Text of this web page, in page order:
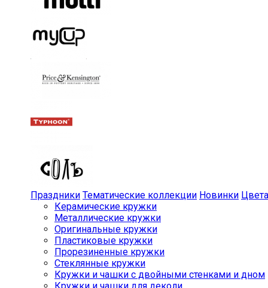
Праздники Тематические коллекции Новинки Цвета
Керамические кружки
Металлические кружки
Оригинальные кружки
Пластиковые кружки
Прорезиненные кружки
Стеклянные кружки
Кружки и чашки с двойными стенками и дном